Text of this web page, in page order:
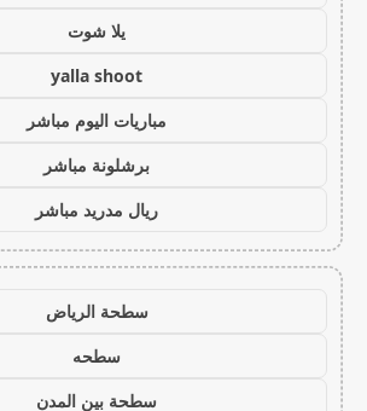
يلا شوت
yalla shoot
مباريات اليوم مباشر
برشلونة مباشر
ريال مدريد مباشر
سطحة الرياض
سطحه
سطحة بين المدن